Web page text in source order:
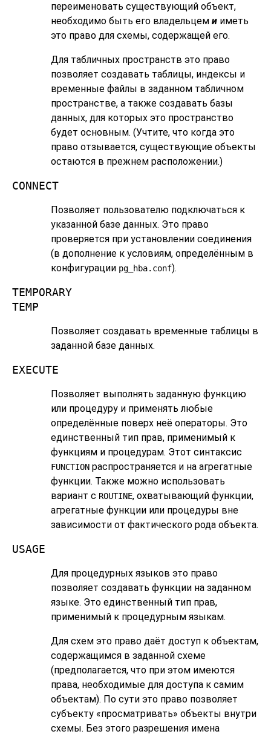
переименовать существующий объект,
необходимо быть его владельцем и иметь
это право для схемы, содержащей его.
Для табличных пространств это право
позволяет создавать таблицы, индексы и
временные файлы в заданном табличном
пространстве, а также создавать базы
данных, для которых это пространство
будет основным. (Учтите, что когда это
право отзывается, существующие объекты
остаются в прежнем расположении.)
CONNECT
Позволяет пользователю подключаться к
указанной базе данных. Это право
проверяется при установлении соединения
(в дополнение к условиям, определённым в
конфигурации pg_hba.conf).
TEMPORARY
TEMP
Позволяет создавать временные таблицы в
заданной базе данных.
EXECUTE
Позволяет выполнять заданную функцию
или процедуру и применять любые
определённые поверх неё операторы. Это
единственный тип прав, применимый к
функциям и процедурам. Этот синтаксис
FUNCTION распространяется и на агрегатные
функции. Также можно использовать
вариант с ROUTINE, охватывающий функции,
агрегатные функции или процедуры вне
зависимости от фактического рода объекта.
USAGE
Для процедурных языков это право
позволяет создавать функции на заданном
языке. Это единственный тип прав,
применимый к процедурным языкам.
Для схем это право даёт доступ к объектам,
содержащимся в заданной схеме
(предполагается, что при этом имеются
права, необходимые для доступа к самим
объектам). По сути это право позволяет
субъекту «просматривать» объекты внутри
схемы. Без этого разрешения имена